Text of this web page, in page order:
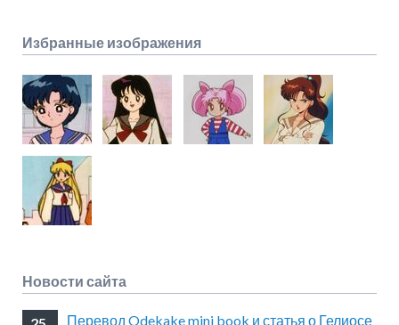
Избранные изображения
Новости сайта
Перевод Odekake mini book и статья о Гелиосе